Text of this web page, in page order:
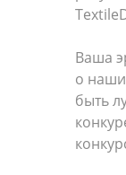
Ваша
о
быть